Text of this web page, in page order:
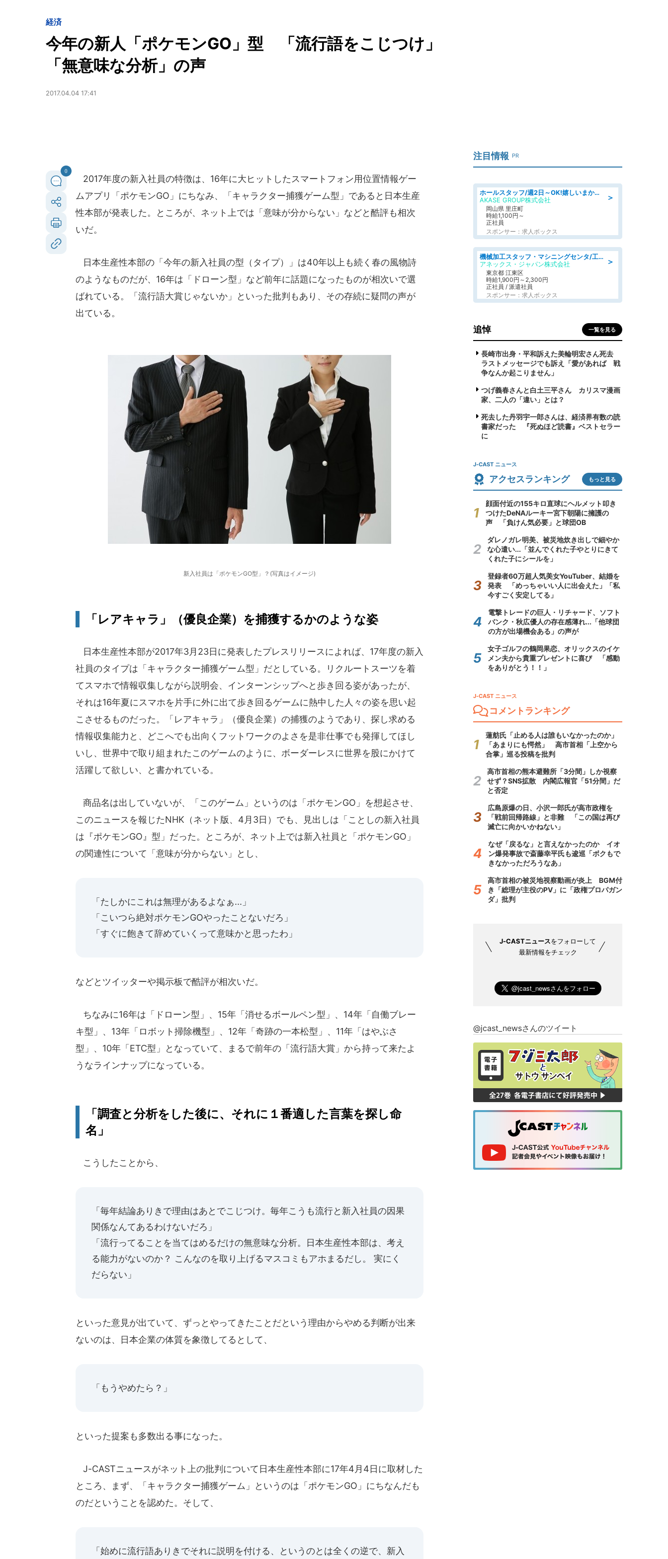
経済
今年の新人「ポケモンGO」型 「流行語をこじつけ」
「無意味な分析」の声
2017.04.04 17:41
0
2017年度の新入社員の特徴は、16年に大ヒットしたスマートフォン用位置情報ゲー
ムアプリ「ポケモンGO」にちなみ、「キャラクター捕獲ゲーム型」であると日本生産
性本部が発表した。ところが、ネット上では「意味が分からない」などと酷評も相次
いだ。
日本生産性本部の「今年の新入社員の型（タイプ）」は40年以上も続く春の風物詩
のようなものだが、16年は「ドローン型」など前年に話題になったものが相次いで選
ばれている。「流行語大賞じゃないか」といった批判もあり、その存続に疑問の声が
出ている。
新入社員は「ポケモンGO型」？(写真はイメージ)
「レアキャラ」（優良企業）を捕獲するかのような姿
日本生産性本部が2017年3月23日に発表したプレスリリースによれば、17年度の新入
社員のタイプは「キャラクター捕獲ゲーム型」だとしている。リクルートスーツを着
てスマホで情報収集しながら説明会、インターンシップへと歩き回る姿があったが、
それは16年夏にスマホを片手に外に出て歩き回るゲームに熱中した人々の姿を思い起
こさせるものだった。「レアキャラ」（優良企業）の捕獲のようであり、探し求める
情報収集能力と、どこへでも出向くフットワークのよさを是非仕事でも発揮してほし
いし、世界中で取り組まれたこのゲームのように、ボーダーレスに世界を股にかけて
活躍して欲しい、と書かれている。
商品名は出していないが、「このゲーム」というのは「ポケモンGO」を想起させ、
このニュースを報じたNHK（ネット版、4月3日）でも、見出しは「ことしの新入社員
は『ポケモンGO』型」だった。ところが、ネット上では新入社員と「ポケモンGO」
の関連性について「意味が分からない」とし、
「たしかにこれは無理があるよなぁ...」
「こいつら絶対ポケモンGOやったことないだろ」
「すぐに飽きて辞めていくって意味かと思ったわ」
などとツイッターや掲示板で酷評が相次いだ。
ちなみに16年は「ドローン型」、15年「消せるボールペン型」、14年「自働ブレー
キ型」、13年「ロボット掃除機型」、12年「奇跡の一本松型」、11年「はやぶさ
型」、10年「ETC型」となっていて、まるで前年の「流行語大賞」から持って来たよ
うなラインナップになっている。
「調査と分析をした後に、それに１番適した言葉を探し命
名」
こうしたことから、
「毎年結論ありきで理由はあとでこじつけ。毎年こうも流行と新入社員の因果
関係なんてあるわけないだろ」
「流行ってることを当てはめるだけの無意味な分析。日本生産性本部は、考え
る能力がないのか？ こんなのを取り上げるマスコミもアホまるだし。 実にく
だらない」
といった意見が出ていて、ずっとやってきたことだという理由からやめる判断が出来
ないのは、日本企業の体質を象徴してるとして、
「もうやめたら？」
といった提案も多数出る事になった。
J-CASTニュースがネット上の批判について日本生産性本部に17年4月4日に取材した
ところ、まず、「キャラクター捕獲ゲーム」というのは「ポケモンGO」にちなんだも
のだということを認めた。そして、
「始めに流行語ありきでそれに説明を付ける、というのとは全くの逆で、新入
注目情報 PR
＞
ホールスタッフ/週2日～OK!嬉しいまかない付き/岡山県/浅口郡里庄町
AKASE GROUP株式会社
岡山県 里庄町
時給1,100円～
正社員
スポンサー：求人ボックス
＞
機械加工スタッフ・マシニングセンタ/工業系卒歓迎/未経験OK/定年なし/転勤なし/年間休日125日
アネックス・ジャパン株式会社
東京都 江東区
時給1,900円～2,300円
正社員 / 派遣社員
スポンサー：求人ボックス
追悼 一覧を見る
長崎市出身・平和訴えた美輪明宏さん死去
ラストメッセージでも訴え「愛があれば 戦
争なんか起こりません」
つげ義春さんと白土三平さん カリスマ漫画
家、二人の「違い」とは？
死去した丹羽宇一郎さんは、経済界有数の読
書家だった 『死ぬほど読書』ベストセラー
に
J-CAST ニュース
アクセスランキング もっと見る
顔面付近の155キロ直球にヘルメット叩き
つけたDeNAルーキー宮下朝陽に擁護の
声 「負けん気必要」と球団OB
ダレノガレ明美、被災地炊き出しで細やか
な心遣い...「並んでくれた子やとりにきて
くれた子にシールを」
登録者60万超人気美女YouTuber、結婚を
発表 「めっちゃいい人に出会えた」「私
今すごく安定してる」
電撃トレードの巨人・リチャード、ソフト
バンク・秋広優人の存在感薄れ...「他球団
の方が出場機会ある」の声が
女子ゴルフの鶴岡果恋、オリックスのイケ
メン夫から貴重プレゼントに喜び 「感動
をありがとう！！」
J-CAST ニュース
コメントランキング
蓮舫氏「止める人は誰もいなかったのか」
「あまりにも愕然」 高市首相「上空から
合掌」巡る投稿を批判
高市首相の熊本避難所「3分間」しか視察
せず？SNS拡散 内閣広報官「51分間」だ
と否定
広島原爆の日、小沢一郎氏が高市政権を
「戦前回帰路線」と非難 「この国は再び
滅亡に向かいかねない」
なぜ「戻るな」と言えなかったのか イオ
ン爆発事故で斎藤幸平氏も逡巡「ボクもで
きなかっただろうなあ」
高市首相の被災地視察動画が炎上 BGM付
き「総理が主役のPV」に「政権プロパガン
ダ」批判
J-CASTニュースをフォローして
最新情報をチェック
@jcast_newsさんのツイート